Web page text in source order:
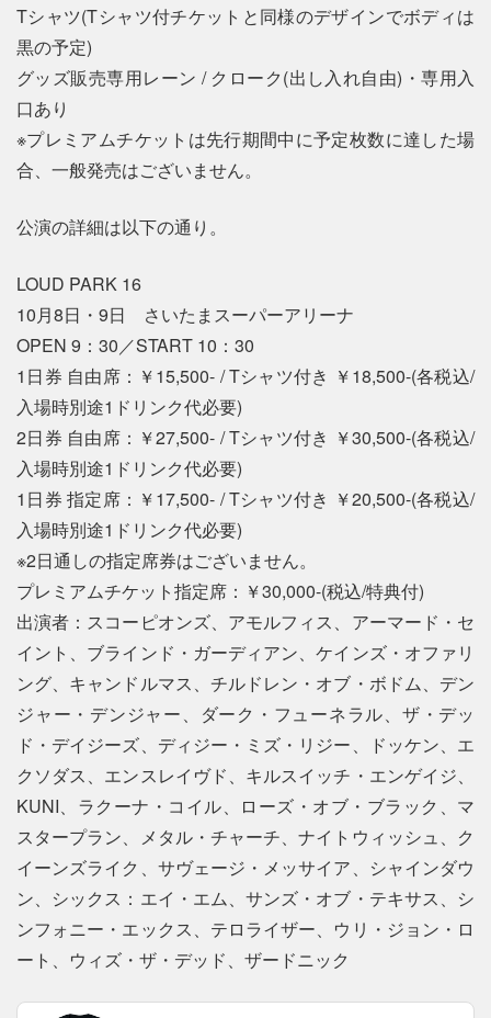
Tシャツ(Tシャツ付チケットと同様のデザインでボディは
黒の予定)
グッズ販売専用レーン / クローク(出し入れ自由)・専用入
口あり
※プレミアムチケットは先行期間中に予定枚数に達した場
合、一般発売はございません。
公演の詳細は以下の通り。
LOUD PARK 16
10月8日・9日 さいたまスーパーアリーナ
OPEN 9：30／START 10：30
1日券 自由席：￥15,500- / Tシャツ付き ￥18,500-(各税込/
入場時別途1ドリンク代必要)
2日券 自由席：￥27,500- / Tシャツ付き ￥30,500-(各税込/
入場時別途1ドリンク代必要)
1日券 指定席：￥17,500- / Tシャツ付き ￥20,500-(各税込/
入場時別途1ドリンク代必要)
※2日通しの指定席券はございません。
プレミアムチケット指定席：￥30,000-(税込/特典付)
出演者：スコーピオンズ、アモルフィス、アーマード・セ
イント、ブラインド・ガーディアン、ケインズ・オファリ
ング、キャンドルマス、チルドレン・オブ・ボドム、デン
ジャー・デンジャー、ダーク・フューネラル、ザ・デッ
ド・デイジーズ、ディジー・ミズ・リジー、ドッケン、エ
クソダス、エンスレイヴド、キルスイッチ・エンゲイジ、
KUNI、ラクーナ・コイル、ローズ・オブ・ブラック、マ
スタープラン、メタル・チャーチ、ナイトウィッシュ、ク
イーンズライク、サヴェージ・メッサイア、シャインダウ
ン、シックス：エイ・エム、サンズ・オブ・テキサス、シ
ンフォニー・エックス、テロライザー、ウリ・ジョン・ロ
ート、ウィズ・ザ・デッド、ザードニック